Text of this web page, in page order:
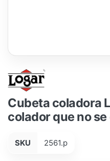
Cubeta coladora
colador que no
SKU 2561.p